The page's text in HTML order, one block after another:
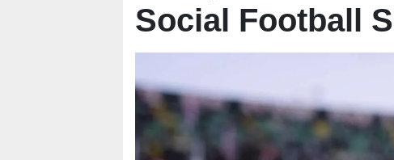
Social Football